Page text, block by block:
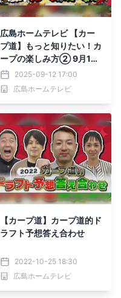
広島ホームテレビ 【カー
プ道】もっと知りたい！カ
ープの楽しみ方② 9月16
日(火)深夜放送
2025-09-12 17:00
広島ホームテレビ
【カープ道】カープ道的ド
ラフト予想答え合わせ
2022-10-25 18:30
広島ホームテレビ